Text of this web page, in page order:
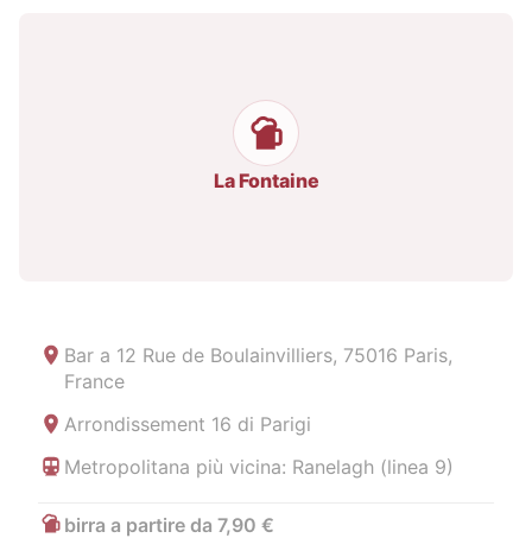
La Fontaine
Bar a 12 Rue de Boulainvilliers, 75016 Paris,
France
Arrondissement 16 di Parigi
Metropolitana più vicina: Ranelagh (linea 9)
birra a partire da 7,90 €